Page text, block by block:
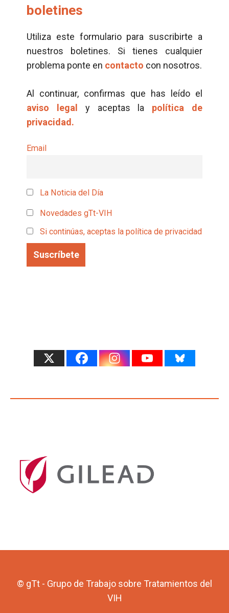
boletines
Utiliza este formulario para suscribirte a
nuestros boletines. Si tienes cualquier
problema ponte en contacto con nosotros.
Al continuar, confirmas que has leído el
aviso legal
y aceptas la política de
privacidad.
Email
La Noticia del Día
Novedades gTt-VIH
Si continúas, aceptas la política de privacidad
© gTt - Grupo de Trabajo sobre Tratamientos del
VIH